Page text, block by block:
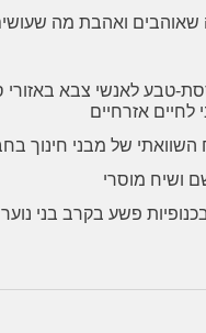
שאוהבים ואהבת מה
טבע לאנשי צבא באזורי
לחיים אזרחיים
השוואתי של מבני חינוך
ושיח מוסרי
פשע בקרב בני